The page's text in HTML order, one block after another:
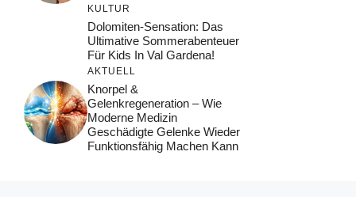
KULTUR
Dolomiten-Sensation: Das
Ultimative Sommerabenteuer
Für Kids In Val Gardena!
AKTUELL
Knorpel &
Gelenkregeneration – Wie
Moderne Medizin
Geschädigte Gelenke Wieder
Funktionsfähig Machen Kann